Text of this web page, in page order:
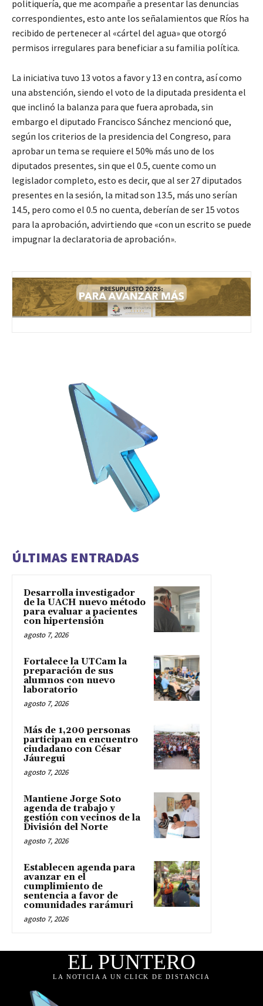
politiquería, que me acompañe a presentar las denuncias
correspondientes, esto ante los señalamientos que Ríos ha
recibido de pertenecer al «cártel del agua» que otorgó
permisos irregulares para beneficiar a su familia política.
La iniciativa tuvo 13 votos a favor y 13 en contra, así como
una abstención, siendo el voto de la diputada presidenta el
que inclinó la balanza para que fuera aprobada, sin
embargo el diputado Francisco Sánchez mencionó que,
según los criterios de la presidencia del Congreso, para
aprobar un tema se requiere el 50% más uno de los
diputados presentes, sin que el 0.5, cuente como un
legislador completo, esto es decir, que al ser 27 diputados
presentes en la sesión, la mitad son 13.5, más uno serían
14.5, pero como el 0.5 no cuenta, deberían de ser 15 votos
para la aprobación, advirtiendo que «con un escrito se puede
impugnar la declaratoria de aprobación».
ÚLTIMAS ENTRADAS
Desarrolla investigador
de la UACH nuevo método
para evaluar a pacientes
con hipertensión
agosto 7, 2026
Fortalece la UTCam la
preparación de sus
alumnos con nuevo
laboratorio
agosto 7, 2026
Más de 1,200 personas
participan en encuentro
ciudadano con César
Jáuregui
agosto 7, 2026
Mantiene Jorge Soto
agenda de trabajo y
gestión con vecinos de la
División del Norte
agosto 7, 2026
Establecen agenda para
avanzar en el
cumplimiento de
sentencia a favor de
comunidades rarámuri
agosto 7, 2026
EL PUNTERO
LA NOTICIA A UN CLICK DE DISTANCIA